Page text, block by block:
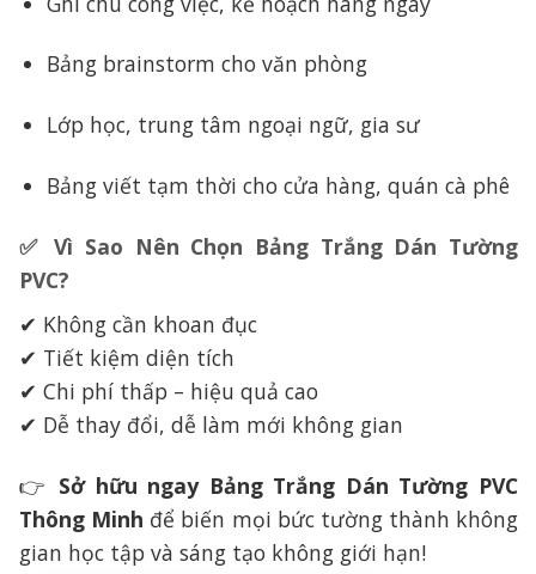
Bảng brainstorm cho văn phòng
Lớp học, trung tâm ngoại ngữ, gia sư
Bảng viết tạm thời cho cửa hàng, quán cà phê
✅ Vì Sao Nên Chọn Bảng Trắng Dán Tường
PVC?
✔ Không cần khoan đục
✔ Tiết kiệm diện tích
✔ Chi phí thấp – hiệu quả cao
✔ Dễ thay đổi, dễ làm mới không gian
👉 Sở hữu ngay Bảng Trắng Dán Tường PVC
Thông Minh để biến mọi bức tường thành không
gian học tập và sáng tạo không giới hạn!